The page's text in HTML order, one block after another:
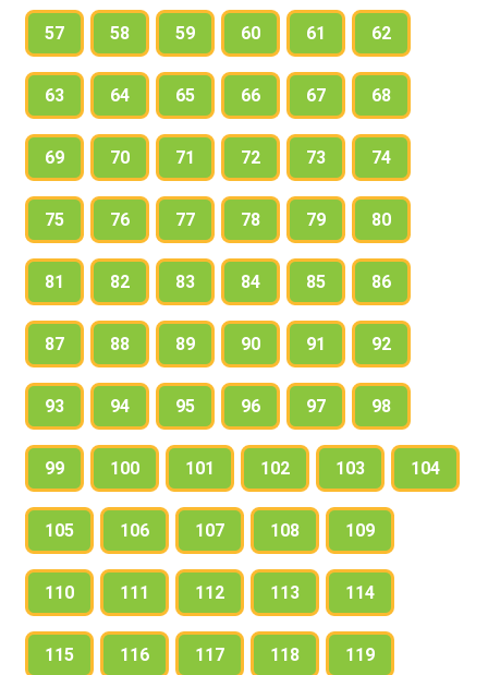
57 58 59 60 61 62
63 64 65 66 67 68
69 70 71 72 73 74
75 76 77 78 79 80
81 82 83 84 85 86
87 88 89 90 91 92
93 94 95 96 97 98
99 100 101 102 103 104
105 106 107 108 109
110 111 112 113 114
115 116 117 118 119